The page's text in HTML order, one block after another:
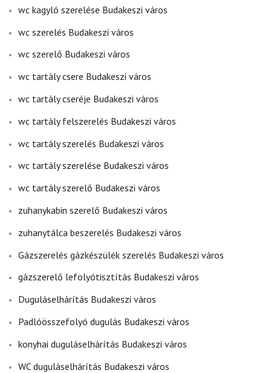
wc kagyló szerelése Budakeszi város
wc szerelés Budakeszi város
wc szerelő Budakeszi város
wc tartály csere Budakeszi város
wc tartály cseréje Budakeszi város
wc tartály felszerelés Budakeszi város
wc tartály szerelés Budakeszi város
wc tartály szerelése Budakeszi város
wc tartály szerelő Budakeszi város
zuhanykabin szerelő Budakeszi város
zuhanytálca beszerelés Budakeszi város
Gázszerelés gázkészülék szerelés Budakeszi város
gázszerelő lefolyótisztítás Budakeszi város
Duguláselhárítás Budakeszi város
Padlóösszefolyó dugulás Budakeszi város
konyhai duguláselhárítás Budakeszi város
WC duguláselhárítás Budakeszi város